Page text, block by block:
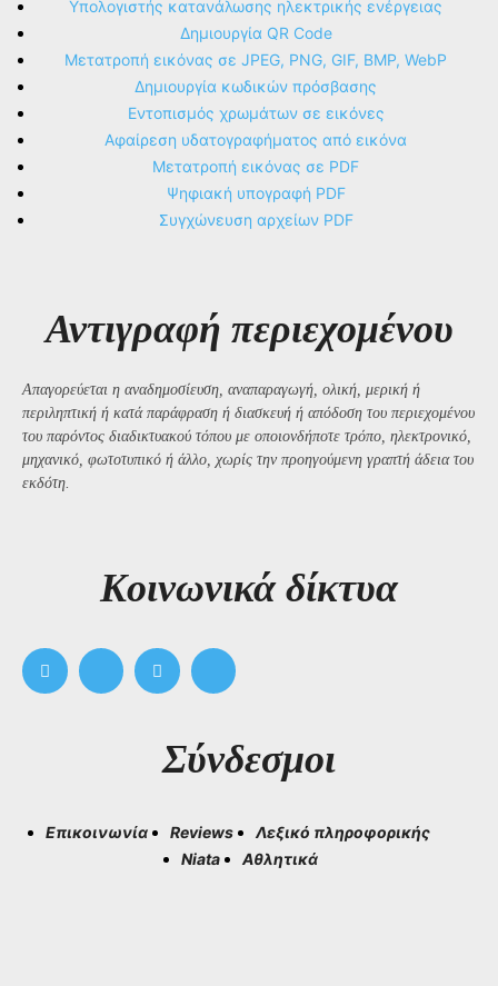
Υπολογιστής κατανάλωσης ηλεκτρικής ενέργειας
Δημιουργία QR Code
Μετατροπή εικόνας σε JPEG, PNG, GIF, BMP, WebP
Δημιουργία κωδικών πρόσβασης
Εντοπισμός χρωμάτων σε εικόνες
Αφαίρεση υδατογραφήματος από εικόνα
Μετατροπή εικόνας σε PDF
Ψηφιακή υπογραφή PDF
Συγχώνευση αρχείων PDF
Αντιγραφή περιεχομένου
Απαγορεύεται η αναδημοσίευση, αναπαραγωγή, ολική, μερική ή
περιληπτική ή κατά παράφραση ή διασκευή ή απόδοση του περιεχομένου
του παρόντος διαδικτυακού τόπου με οποιονδήποτε τρόπο, ηλεκτρονικό,
μηχανικό, φωτοτυπικό ή άλλο, χωρίς την προηγούμενη γραπτή άδεια του
εκδότη.
Kοινωνικά δίκτυα
Σύνδεσμοι
Επικοινωνία Reviews
Λεξικό πληροφορικής
Niata
Αθλητικά